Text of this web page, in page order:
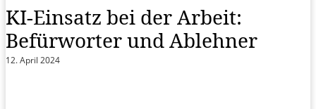
KI-Einsatz bei der Arbeit:
Befürworter und Ablehner
12. April 2024